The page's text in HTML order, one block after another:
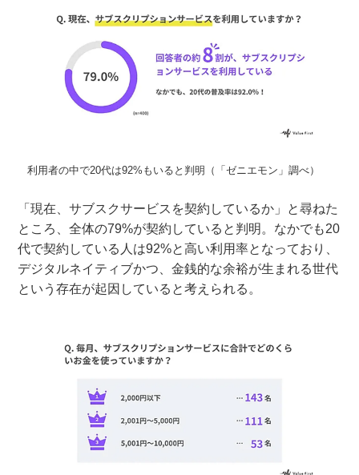
利用者の中で20代は92%もいると判明（「ゼニエモン」調べ）
「現在、サブスクサービスを契約しているか」と尋ねた
ところ、全体の79%が契約していると判明。なかでも20
代で契約している人は92%と高い利用率となっており、
デジタルネイティブかつ、金銭的な余裕が生まれる世代
という存在が起因していると考えられる。